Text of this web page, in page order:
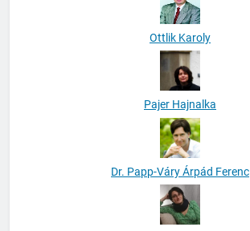
Ottlik Karoly
Pajer Hajnalka
Dr. Papp-Váry Árpád Ferenc